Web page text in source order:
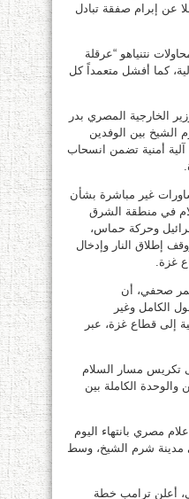
عن إبرام صفقة تبادل
نتنياهو “عرقلة
كما أفشل متعمداً كل
الخارجية المصري بدر
الشيخ بين الوفدين
آلية أمنية تضمن انسحاب
غير مباشرة بشأن
في منطقة الشرق
وحركة حماس،
إطلاق النار وإدخال
غزة.
صحفي، أن
الكامل وغير
إلى قطاع غزة، عبر
تكريس مسار السلام
الكاملة بين
مصري بانتهاء اليوم
مدينة شرم الشيخ، وسط
أعلن ترامب خطة